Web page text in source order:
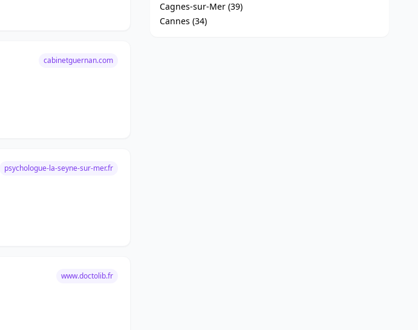
cabinetguernan.com
psychologue-la-seyne-sur-mer.fr
www.doctolib.fr
Cagnes-sur-Mer (39)
Cannes (34)